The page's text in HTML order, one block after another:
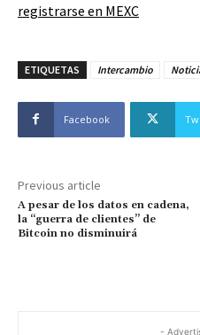
registrarse en MEXC
ETIQUETAS Intercambio
Facebook
Previous article
A pesar de los datos en cadena,
la “guerra de clientes” de
Bitcoin no disminuirá
-